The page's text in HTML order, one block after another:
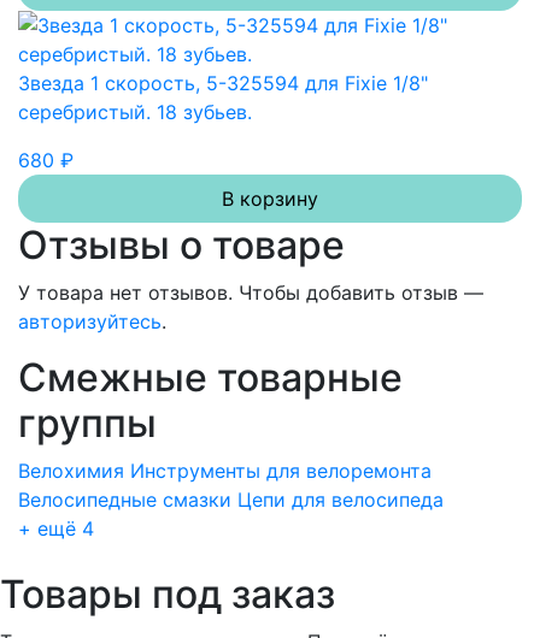
Звезда 1 скорость, 5-325594 для Fixie 1/8"
серебристый. 18 зубьев.
680 ₽
В корзину
Отзывы о товаре
У товара нет отзывов. Чтобы добавить отзыв —
авторизуйтесь.
Смежные товарные
группы
Велохимия Инструменты для велоремонта
Велосипедные смазки Цепи для велосипеда
+ ещё 4
Товары под заказ